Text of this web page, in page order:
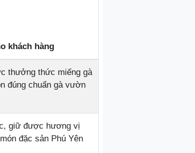
khách hàng
thưởng thức miếng gà
đúng chuẩn gà vườn
giữ được hương vị
đặc sản Phú Yên